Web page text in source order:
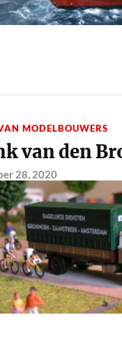
MODELBOUWERS
van den
28, 2020